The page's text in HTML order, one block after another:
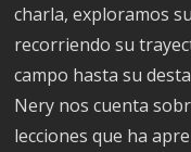
charla, exploramos
recorriendo su
campo hasta su
Nery nos cuenta
lecciones que ha